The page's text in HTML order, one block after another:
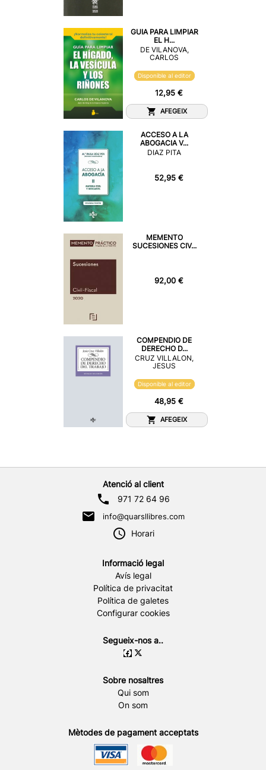
GUIA PARA LIMPIAR
EL H...
DE VILANOVA,
CARLOS
Disponible al editor
12,95 €
AFEGEIX
ACCESO A LA
ABOGACIA V...
DIAZ PITA
52,95 €
MEMENTO
SUCESIONES CIV...
92,00 €
COMPENDIO DE
DERECHO D...
CRUZ VILLALON,
JESUS
Disponible al editor
48,95 €
AFEGEIX
Atenció al client
971 72 64 96
info@quarsllibres.com
Horari
Informació legal
Avís legal
Política de privacitat
Política de galetes
Configurar cookies
Segueix-nos a..
Sobre nosaltres
Qui som
On som
Mètodes de pagament acceptats